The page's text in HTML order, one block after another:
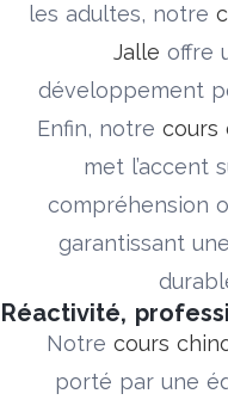
les adultes, notre
Jalle offre
développement
Enfin, notre cours
met l’accent
compréhension
garantissant
Réactivité,
Notre cours
porté par une